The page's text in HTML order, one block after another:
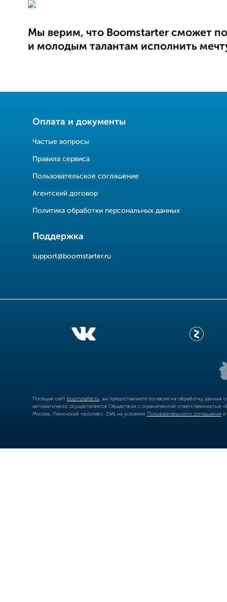
Мы верим, что Boomstarter сможет
и молодым талантам исполнить
Оплата и документы
Частые вопросы
Правила сервиса
Пользовательское соглашение
Агентский договор
Политика обработки персональных данных
Поддержка
support@boomstarter.ru
Посещая сайт boomstarter.ru , вы предоставляете согласие на обработку
автоматически осуществляется Обществом с ограниченной
Москва, Ленинский проспект, 15А) на условиях Пользовательского соглашения и